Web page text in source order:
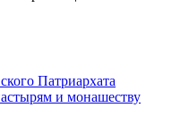
Патриархата
и монашеству